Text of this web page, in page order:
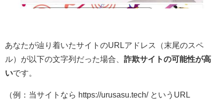
あなたが辿り着いたサイトのURLアドレス（末尾のスペ
ル）が以下の文字列だった場合、 詐欺サイトの可能性が高
いです。
（例：当サイトなら https://urusasu.tech/ というURL